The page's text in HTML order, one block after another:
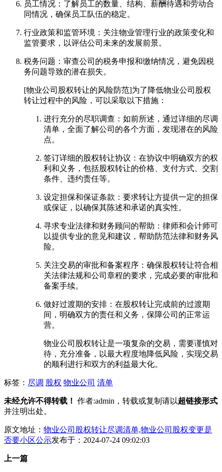
员工情况：了解员工的数量、结构、薪酬待遇和劳动合
同情况，确保员工队伍的稳定。
行业政策和监管环境：关注物业管理行业的政策变化和
监管要求，以评估公司未来的发展前景。
税务问题：审查公司的税务申报和缴纳情况，避免因税
务问题导致的潜在损失。
[物业公司股权转让的风险防范]为了降低物业公司股权
转让过程中的风险，可以采取以下措施：
进行充分的尽职调查：如前所述，通过详细的尽调
清单，全面了解公司的各个方面，发现潜在的风险
点。
签订详细的股权转让协议：在协议中明确双方的权
利和义务，包括股权转让的价格、支付方式、交割
条件、违约责任等。
设定担保和保证条款：要求转让方提供一定的担保
或保证，以确保其陈述和承诺的真实性。
寻求专业法律和财务顾问的帮助：律师和会计师可
以提供专业的意见和建议，帮助防范法律和财务风
险。
关注交易的审批和备案程序：确保股权转让符合相
关法律法规和公司章程的要求，完成必要的审批和
备案手续。
做好过渡期的安排：在股权转让完成前的过渡期
间，明确双方的责任和义务，保障公司的正常运
营。
物业公司股权转让是一项复杂的交易，需要谨慎对
待，充分准备，以最大程度地降低风险，实现交易
的顺利进行和双方的利益最大化。
标签： 尽调 股权 物业公司 清单
未经允许不得转载！ 作者:admin，转载或复制请以超链接形式
并注明出处。
原文地址： 物业公司股权转让尽调清单,物业公司股权变更是
否要小区公示发布于：2024-07-24 09:02:03
上一篇